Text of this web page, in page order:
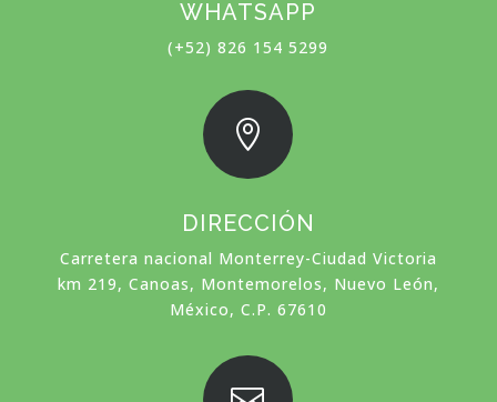
WHATSAPP
(+52) 826 154 5299

DIRECCIÓN
Carretera nacional Monterrey-Ciudad Victoria
km 219, Canoas, Montemorelos, Nuevo León,
México, C.P. 67610